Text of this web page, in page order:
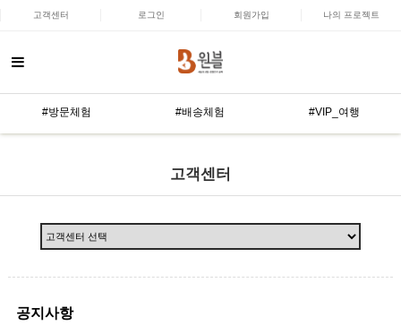
고객센터 로그인 회원가입 나의 프로젝트
#방문체험 #배송체험 #VIP_여행
고객센터
공지사항